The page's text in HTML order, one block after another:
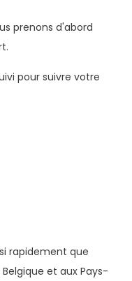
prenons d'abord
pour suivre votre
rapidement que
et aux Pays-